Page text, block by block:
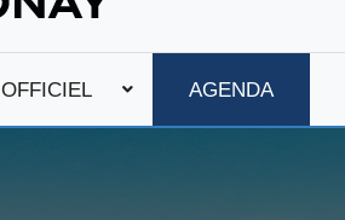
OFFICIEL AGENDA